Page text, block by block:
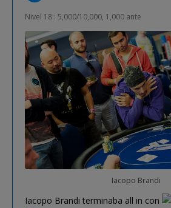
Nivel 18 : 5,000/10,000, 1,000 ante
Iacopo Brandi
Iacopo Brandi terminaba all in con